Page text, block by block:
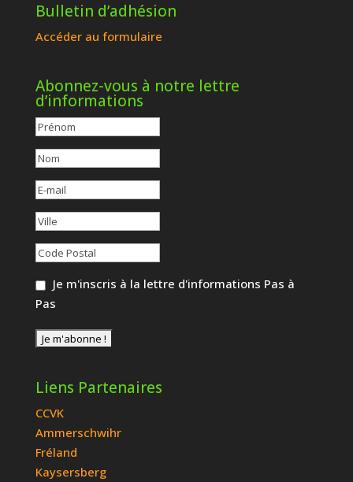
Bulletin d’adhésion
Accéder au formulaire
Abonnez-vous à notre lettre
d’informations
Je m'inscris à la lettre d'informations Pas à
Pas
Liens Partenaires
CCVK
Ammerschwihr
Fréland
Kaysersberg